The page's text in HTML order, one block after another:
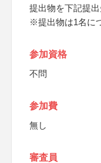
提出物を下記提
※提出物は1名に
参加資格
不問
参加費
無し
審査員